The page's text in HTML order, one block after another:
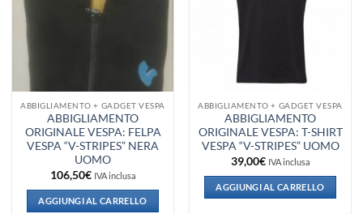
ABBIGLIAMENTO + GADGET VESPA
ABBIGLIAMENTO
ORIGINALE VESPA: FELPA
VESPA “V-STRIPES” NERA
UOMO
106,50€ IVA inclusa
AGGIUNGI AL CARRELLO
ABBIGLIAMENTO + GADGET VESPA
ABBIGLIAMENTO
ORIGINALE VESPA: T-SHIRT
VESPA “V-STRIPES” UOMO
39,00€ IVA inclusa
AGGIUNGI AL CARRELLO